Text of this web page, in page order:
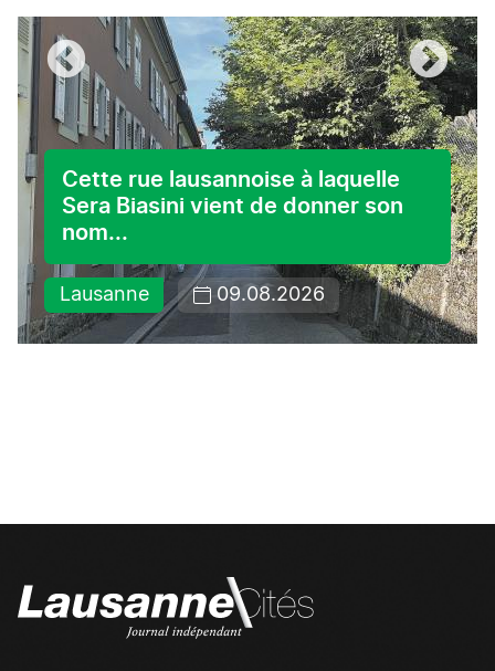
Cette rue lausannoise à laquelle
Sera Biasini vient de donner son
nom...
Lausanne 09.08.2026